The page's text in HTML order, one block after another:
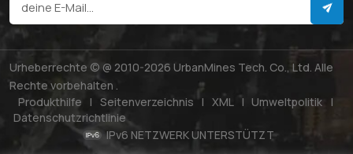
Urheberrechte © @ 2010-2026 UrbanMines Tech. Co., Ltd. Alle
Rechte vorbehalten .
Produkthilfe | Seitenverzeichnis | XML | Umweltpolitik |
Datenschutzrichtlinie
IPv6 NETZWERK UNTERSTÜTZT